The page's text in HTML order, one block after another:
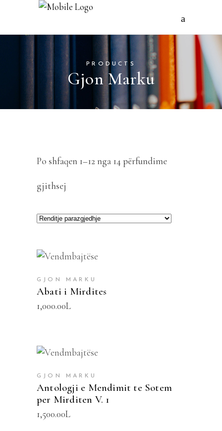
PRODUCTS
Gjon Marku
Po shfaqen 1–12 nga 14 përfundime
gjithsej
SHTOJE NË SHPORTË
GJON MARKU
Abati i Mirdites
1,000.00L
SHTOJE NË SHPORTË
GJON MARKU
Antologji e Mendimit te Sotem
per Mirditen V. 1
1,500.00L